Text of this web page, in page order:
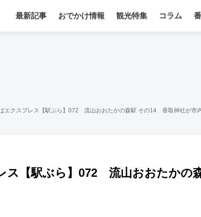
最新記事 おでかけ情報 観光特集 コラム
エクスプレス【駅ぶら】072 流山おおたかの森駅 その14 香取神社が市
ス【駅ぶら】072 流山おおたかの